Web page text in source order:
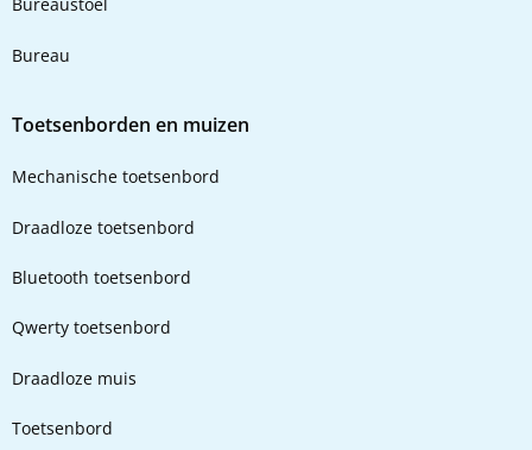
Bureaustoel
Bureau
Toetsenborden en muizen
Mechanische toetsenbord
Draadloze toetsenbord
Bluetooth toetsenbord
Qwerty toetsenbord
Draadloze muis
Toetsenbord